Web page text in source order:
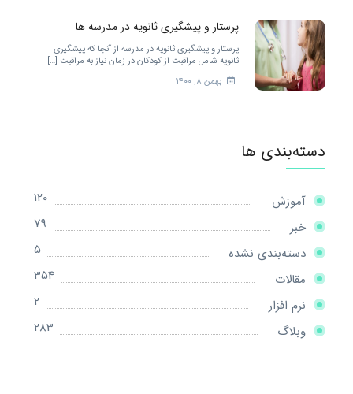
پرستار و پیشگیری ثانویه در مدرسه ها
پرستار و پیشگیری ثانویه در مدرسه از آنجا که پیشگیری
ثانویه شامل مراقبت از کودکان در زمان نیاز به مراقبت […]
بهمن ۸, ۱۴۰۰
دسته‌بندی ها
آموزش
120
خبر
79
دسته‌بندی نشده
5
مقالات
354
نرم افزار
2
وبلاگ
283